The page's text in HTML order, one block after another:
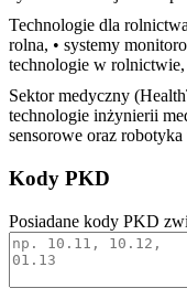
Technologie dla
rolna, • systemy
technologie w
Sektor medyczny
technologie inżynierii
sensorowe oraz
Kody PKD
Posiadane kody PKD